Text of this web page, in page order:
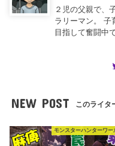
２児の父親で、
ラリーマン。 子
目指して奮闘中
NEW POST このライタ
モンスターハンターワー